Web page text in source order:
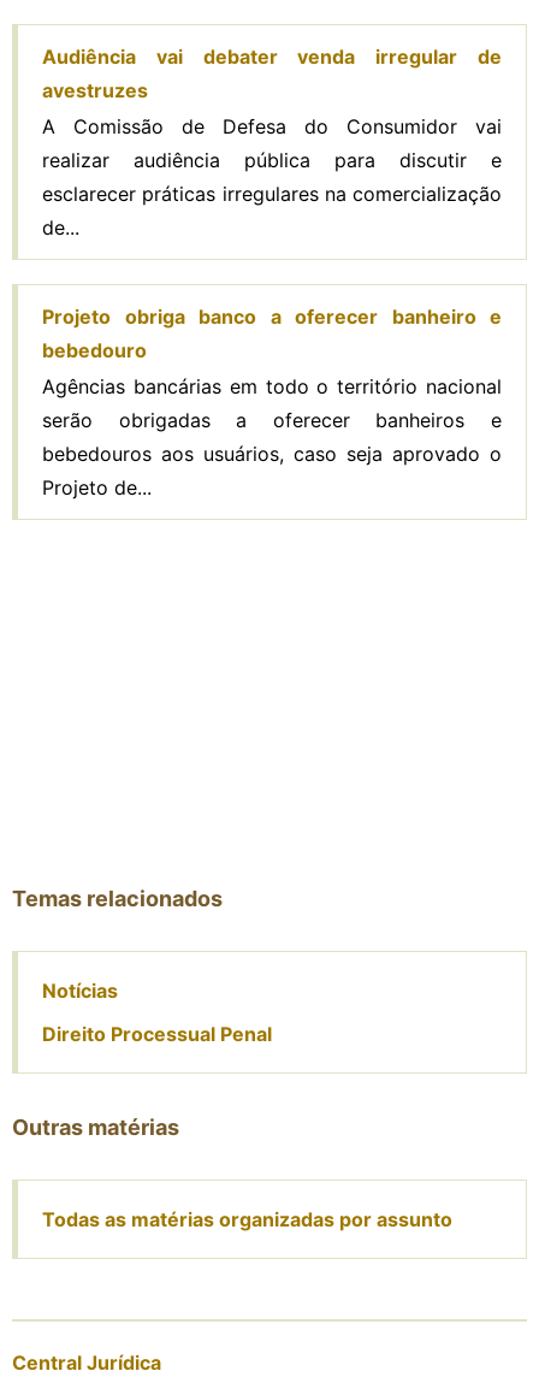
Audiência vai debater venda irregular de
avestruzes
A Comissão de Defesa do Consumidor vai
realizar audiência pública para discutir e
esclarecer práticas irregulares na comercialização
de...
Projeto obriga banco a oferecer banheiro e
bebedouro
Agências bancárias em todo o território nacional
serão obrigadas a oferecer banheiros e
bebedouros aos usuários, caso seja aprovado o
Projeto de...
Temas relacionados
Notícias
Direito Processual Penal
Outras matérias
Todas as matérias organizadas por assunto
Central Jurídica